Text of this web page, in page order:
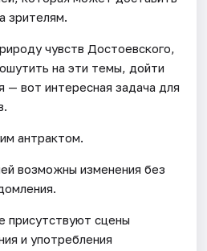
зрителям.
чувств Достоевского,
на эти темы, дойти
— вот интересная задача для
антрактом.
возможны изменения без
присутствуют сцены
и употребления